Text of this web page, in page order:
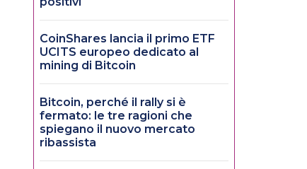
CoinShares lancia il primo ETF
UCITS europeo dedicato al
mining di Bitcoin
Bitcoin, perché il rally si è
fermato: le tre ragioni che
spiegano il nuovo mercato
ribassista